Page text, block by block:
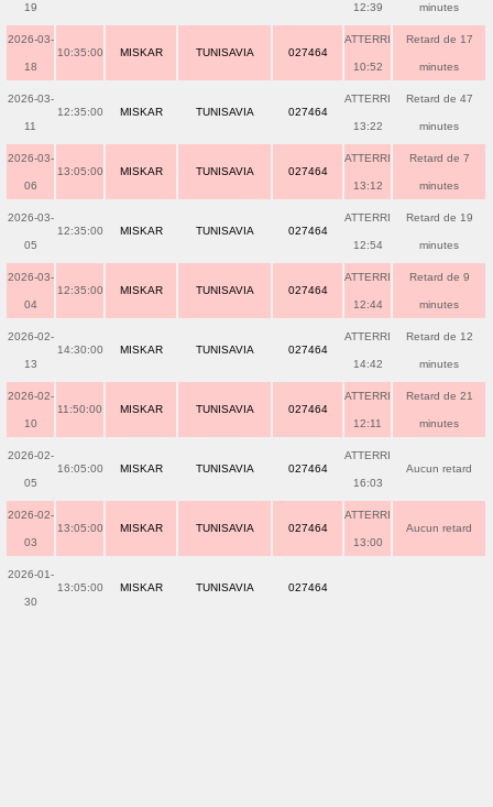
19 12:39 minutes
2026-03-
18
10:35:00 MISKAR TUNISAVIA 027464
ATTERRI
10:52
Retard de 17
minutes
2026-03-
11
12:35:00 MISKAR TUNISAVIA 027464
ATTERRI
13:22
Retard de 47
minutes
2026-03-
06
13:05:00 MISKAR TUNISAVIA 027464
ATTERRI
13:12
Retard de 7
minutes
2026-03-
05
12:35:00 MISKAR TUNISAVIA 027464
ATTERRI
12:54
Retard de 19
minutes
2026-03-
04
12:35:00 MISKAR TUNISAVIA 027464
ATTERRI
12:44
Retard de 9
minutes
2026-02-
13
14:30:00 MISKAR TUNISAVIA 027464
ATTERRI
14:42
Retard de 12
minutes
2026-02-
10
11:50:00 MISKAR TUNISAVIA 027464
ATTERRI
12:11
Retard de 21
minutes
2026-02-
05
16:05:00 MISKAR TUNISAVIA 027464
ATTERRI
16:03
Aucun retard
2026-02-
03
13:05:00 MISKAR TUNISAVIA 027464
ATTERRI
13:00
Aucun retard
2026-01-
30
13:05:00 MISKAR TUNISAVIA 027464